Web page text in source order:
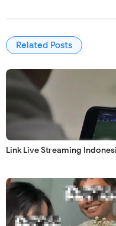
Related Posts
Link Live Streaming